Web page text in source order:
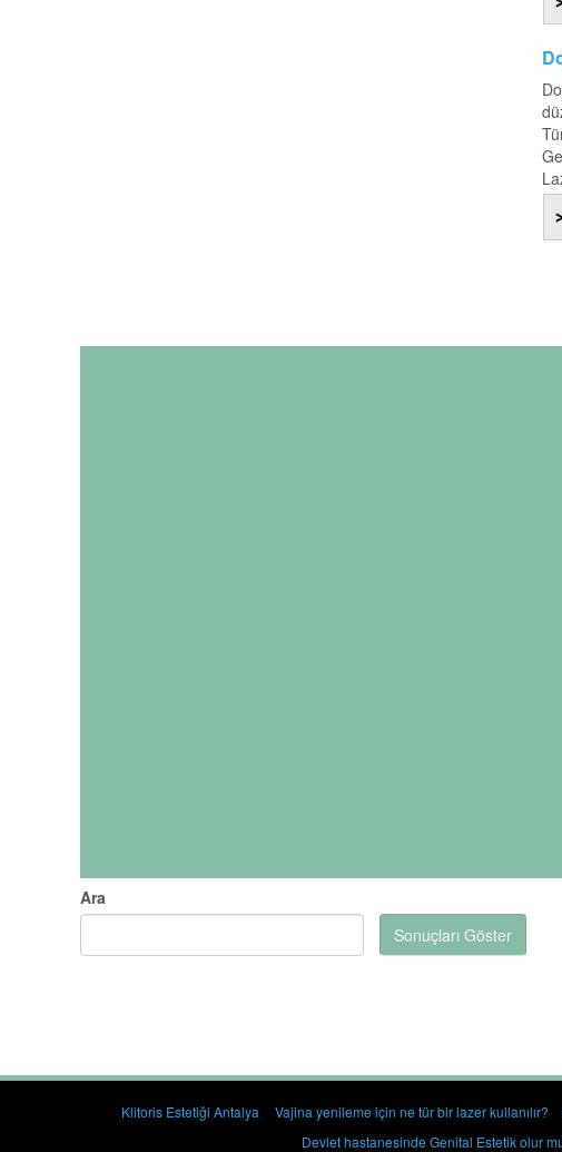
Ara
Sonuçları Göster
Klitoris Estetiği Antalya Vajina yenileme için ne tür bir lazer kullanılır?
Devlet hastanesinde Genital Estetik olur